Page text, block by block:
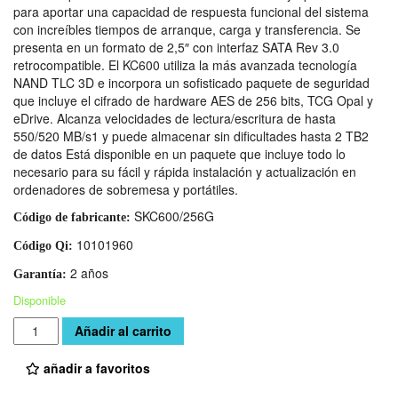
para aportar una capacidad de respuesta funcional del sistema
con increíbles tiempos de arranque, carga y transferencia. Se
presenta en un formato de 2,5″ con interfaz SATA Rev 3.0
retrocompatible. El KC600 utiliza la más avanzada tecnología
NAND TLC 3D e incorpora un sofisticado paquete de seguridad
que incluye el cifrado de hardware AES de 256 bits, TCG Opal y
eDrive. Alcanza velocidades de lectura/escritura de hasta
550/520 MB/s1 y puede almacenar sin dificultades hasta 2 TB2
de datos Está disponible en un paquete que incluye todo lo
necesario para su fácil y rápida instalación y actualización en
ordenadores de sobremesa y portátiles.
Código de fabricante: SKC600/256G
Código Qi: 10101960
Garantía: 2 años
Disponible
Cantidad Añadir al carrito
añadir a favoritos